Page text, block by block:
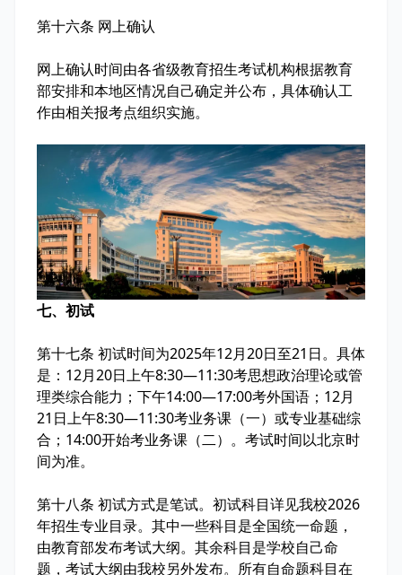
第十六条 网上确认
网上确认时间由各省级教育招生考试机构根据教育
部安排和本地区情况自己确定并公布，具体确认工
作由相关报考点组织实施。
七、初试
第十七条 初试时间为2025年12月20日至21日。具体
是：12月20日上午8:30—11:30考思想政治理论或管
理类综合能力；下午14:00—17:00考外国语；12月
21日上午8:30—11:30考业务课（一）或专业基础综
合；14:00开始考业务课（二）。考试时间以北京时
间为准。
第十八条 初试方式是笔试。初试科目详见我校2026
年招生专业目录。其中一些科目是全国统一命题，
由教育部发布考试大纲。其余科目是学校自己命
题，考试大纲由我校另外发布。所有自命题科目在